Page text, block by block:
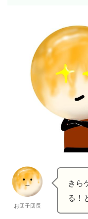
お団子団長
きら
る！